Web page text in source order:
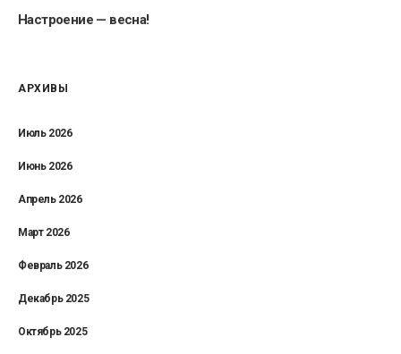
Настроение — весна!
АРХИВЫ
Июль 2026
Июнь 2026
Апрель 2026
Март 2026
Февраль 2026
Декабрь 2025
Октябрь 2025